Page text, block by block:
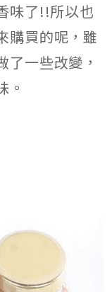
味了!!所以也
購買的呢，雖
了一些改變，
。